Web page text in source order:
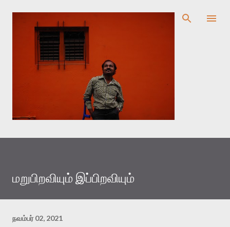
முதன்மை உள்ளடக்கத்திற்குச் செல்
மறுபிறவியும் இப்பிறவியும்
நவம்பர் 02, 2021